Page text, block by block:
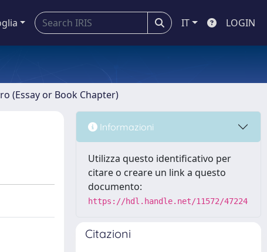
IT LOGIN
(Essay or Book Chapter)
Informazioni
Utilizza questo identificativo per
citare o creare un link a questo
documento:
https://hdl.handle.net/11572/47224
Citazioni